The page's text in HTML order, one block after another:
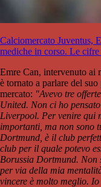
Calciomercato Juventus,
mediche in corso. Le cifre
Emre Can, intervenuto ai
è tornato a parlare del
mercato: "Avevo tre
United. Non ci ho
Liverpool. Per venire qui
importanti, ma non sono
Dortmund, è il club
club per il quale potevo
Borussia Dortmund. Non
per via della mia
vincere è molto meglio. Io